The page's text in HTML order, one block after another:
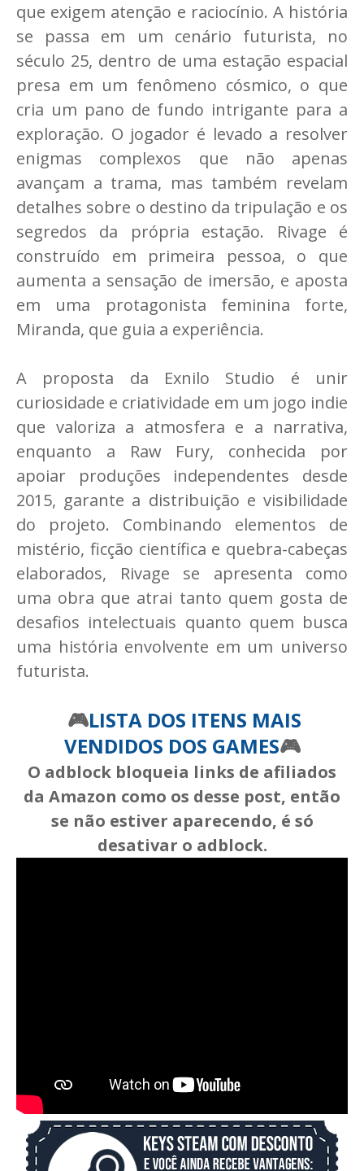
que exigem atenção e raciocínio. A história
se passa em um cenário futurista, no
século 25, dentro de uma estação espacial
presa em um fenômeno cósmico, o que
cria um pano de fundo intrigante para a
exploração. O jogador é levado a resolver
enigmas complexos que não apenas
avançam a trama, mas também revelam
detalhes sobre o destino da tripulação e os
segredos da própria estação. Rivage é
construído em primeira pessoa, o que
aumenta a sensação de imersão, e aposta
em uma protagonista feminina forte,
Miranda, que guia a experiência.
A proposta da Exnilo Studio é unir
curiosidade e criatividade em um jogo indie
que valoriza a atmosfera e a narrativa,
enquanto a Raw Fury, conhecida por
apoiar produções independentes desde
2015, garante a distribuição e visibilidade
do projeto. Combinando elementos de
mistério, ficção científica e quebra-cabeças
elaborados, Rivage se apresenta como
uma obra que atrai tanto quem gosta de
desafios intelectuais quanto quem busca
uma história envolvente em um universo
futurista.
🎮LISTA DOS ITENS MAIS
VENDIDOS DOS GAMES🎮
O adblock bloqueia links de afiliados
da Amazon como os desse post, então
se não estiver aparecendo, é só
desativar o adblock.